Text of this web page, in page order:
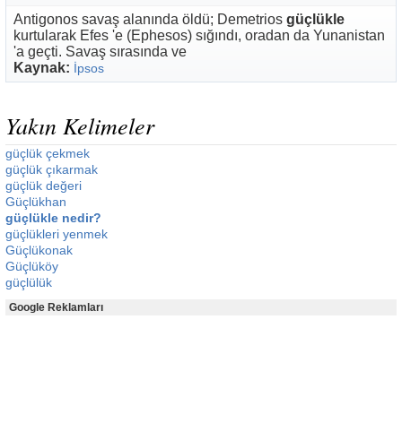
Antigonos savaş alanında öldü; Demetrios güçlükle
kurtularak Efes 'e (Ephesos) sığındı, oradan da Yunanistan
'a geçti. Savaş sırasında ve
Kaynak: İpsos
Yakın Kelimeler
güçlük çekmek
güçlük çıkarmak
güçlük değeri
Güçlükhan
güçlükle nedir?
güçlükleri yenmek
Güçlükonak
Güçlüköy
güçlülük
Google Reklamları